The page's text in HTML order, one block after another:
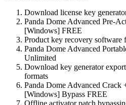
Download license key
Panda Dome Advanced Pre-
[Windows] FREE
Product key recovery software
Panda Dome Advanced
Unlimited
Download key generator
formats
Panda Dome Advanced
[Windows] Bypass FREE
Offline activator patch